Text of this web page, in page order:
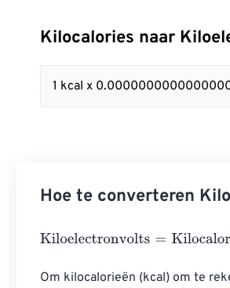
Kilocalories naar
1 kcal x
Hoe te converteren
Kiloelectronvolts=Kilocalories×
Om kilocalorieën (kcal) om te